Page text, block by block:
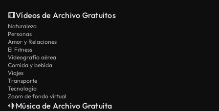
Vídeos de Archivo Gratuitos
Naturaleza
Personas
Amor y Relaciones
El Fitness
Videografía aérea
Comida y bebida
Viajes
Transporte
Tecnología
Zoom de fondo virtual
Música de Archivo Gratuita